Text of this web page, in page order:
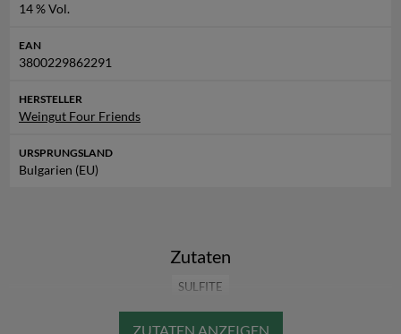
14 % Vol.
EAN
3800229862291
HERSTELLER
Weingut Four Friends
URSPRUNGSLAND
Bulgarien (EU)
Zutaten
SULFITE